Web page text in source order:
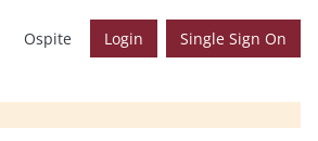
Ospite Login Single Sign On